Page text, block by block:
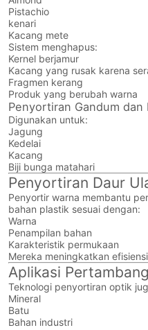
Pistachio
kenari
Kacang mete
Sistem menghapus:
Kernel berjamur
Kacang yang rusak karena
Fragmen kerang
Produk yang berubah warna
Penyortiran Gandum dan
Digunakan untuk:
Jagung
Kedelai
Kacang
Biji bunga matahari
Penyortiran Daur
Penyortir warna membantu
bahan plastik sesuai dengan:
Warna
Penampilan bahan
Karakteristik permukaan
Mereka meningkatkan
Aplikasi
Teknologi penyortiran optik
Mineral
Batu
Bahan industri